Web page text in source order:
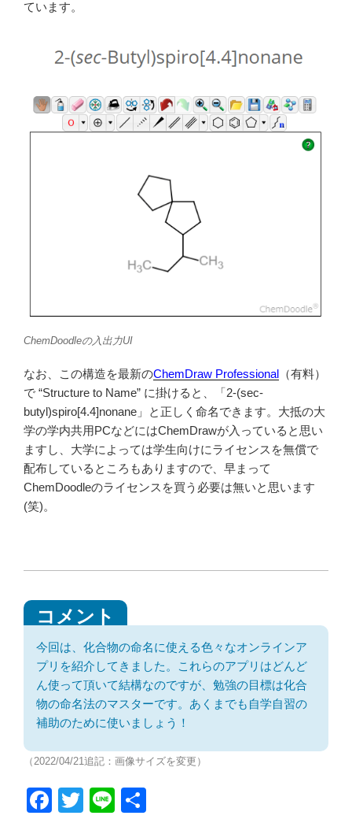
ています。
ChemDoodleの入出力UI
なお、この構造を最新のChemDraw Professional （有料）
で “Structure to Name” に掛けると、「2-(sec-
butyl)spiro[4.4]nonane」と正しく命名できます。大抵の大
学の学内共用PCなどにはChemDrawが入っていると思い
ますし、大学によっては学生向けにライセンスを無償で
配布しているところもありますので、早まって
ChemDoodleのライセンスを買う必要は無いと思います
(笑)。
今回は、化合物の命名に使える色々なオンラインア
プリを紹介してきました。これらのアプリはどんど
ん使って頂いて結構なのですが、勉強の目標は化合
物の命名法のマスターです。あくまでも自学自習の
補助のために使いましょう！
（2022/04/21追記：画像サイズを変更）
F
T
Li